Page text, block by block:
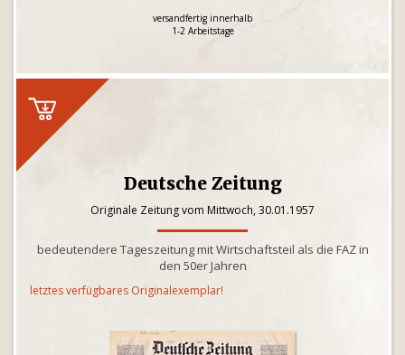
versandfertig innerhalb
1-2 Arbeitstage
Deutsche Zeitung
Originale Zeitung vom Mittwoch, 30.01.1957
bedeutendere Tageszeitung mit Wirtschaftsteil als die FAZ in
den 50er Jahren
letztes verfügbares Originalexemplar!